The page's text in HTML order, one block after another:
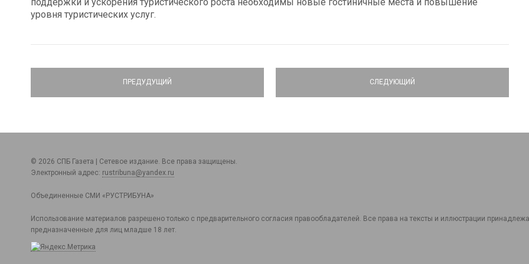
уровня туристических услуг.
ПРЕДУДУЩИЙ СЛЕДУЮЩИЙ
© 2026 СПБ Газета | Сетевое издание. Все права защищены.
Электронный адрес: rustribuna@yandex.ru
Объединенные СМИ «РУСТРИБУНА»
Использование материалов разрешено только с предварительного согласия правообладателей. Все права на тексты и иллюстрации
предназначенные для лиц младше 18 лет.